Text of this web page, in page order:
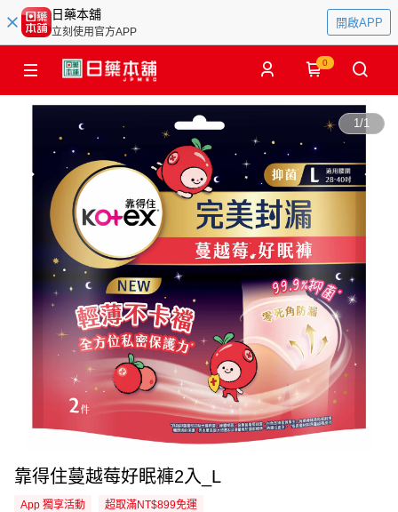
日藥本舖
立刻使用官方APP
開啟APP
0
1/1
靠得住蔓越莓好眠褲2入_L
App 獨享活動 超取滿NT$899免運